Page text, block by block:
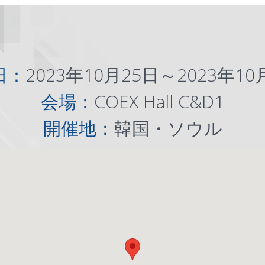
2023年10月25日～2023年10
会場： COEX Hall C&D1
開催地： 韓国・ソウル